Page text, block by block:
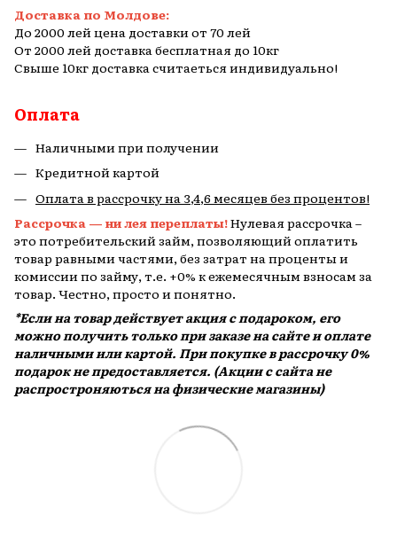
Доставка по Молдове:
До 2000 лей цена доставки от 70 лей
От 2000 лей доставка бесплатная до 10кг
Свыше 10кг доставка считаеться индивидуально!
Оплата
Наличными при получении
Кредитной картой
Оплата в рассрочку на 3,4,6 месяцев без процентов!
Рассрочка — ни лея переплаты!Нулевая рассрочка –
это потребительский займ, позволяющий оплатить
товар равными частями, без затрат на проценты и
комиссии по займу, т.е. +0% к ежемесячным взносам за
товар. Честно, просто и понятно.
*Если на товар действует акция с подароком, его
можно получить только при заказе на сайте и оплате
наличными или картой. При покупке в рассрочку 0%
подарок не предоставляется. (Акции с сайта не
распростроняються на физические магазины)